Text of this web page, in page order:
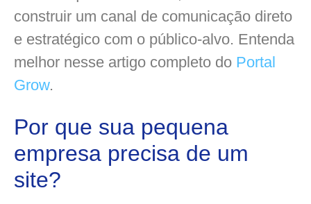
construir um canal de comunicação direto
e estratégico com o público-alvo. Entenda
melhor nesse artigo completo do Portal
Grow.
Por que sua pequena
empresa precisa de um
site?